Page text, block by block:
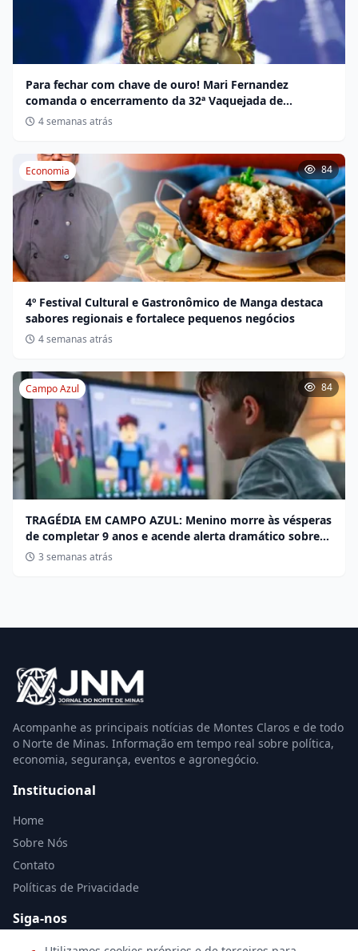
Para fechar com chave de ouro! Mari Fernandez
comanda o encerramento da 32ª Vaquejada de
Miravânia hoje
4 semanas atrás
Economia 84
4º Festival Cultural e Gastronômico de Manga destaca
sabores regionais e fortalece pequenos negócios
4 semanas atrás
Campo Azul 84
TRAGÉDIA EM CAMPO AZUL: Menino morre às vésperas
de completar 9 anos e acende alerta dramático sobre
desafios no Roblox
3 semanas atrás
Acompanhe as principais notícias de Montes Claros e de todo
o Norte de Minas. Informação em tempo real sobre política,
economia, segurança, eventos e agronegócio.
Institucional
Home
Sobre Nós
Contato
Políticas de Privacidade
Siga-nos